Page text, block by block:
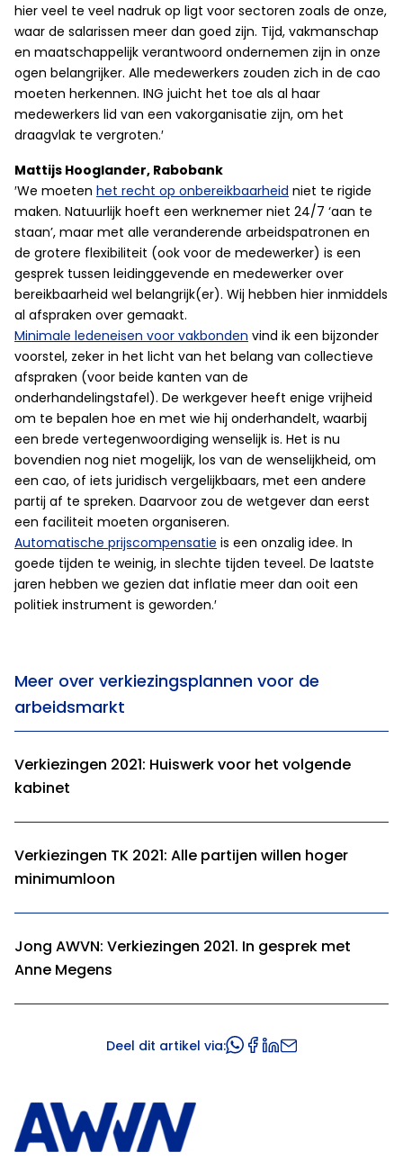
hier veel te veel nadruk op ligt voor sectoren zoals de onze,
waar de salarissen meer dan goed zijn. Tijd, vakmanschap
en maatschappelijk verantwoord ondernemen zijn in onze
ogen belangrijker. Alle medewerkers zouden zich in de cao
moeten herkennen. ING juicht het toe als al haar
medewerkers lid van een vakorganisatie zijn, om het
draagvlak te vergroten.′
Mattijs Hooglander, Rabobank
′We moeten het recht op onbereikbaarheid niet te rigide
maken. Natuurlijk hoeft een werknemer niet 24/7 ‘aan te
staan’, maar met alle veranderende arbeidspatronen en
de grotere flexibiliteit (ook voor de medewerker) is een
gesprek tussen leidinggevende en medewerker over
bereikbaarheid wel belangrijk(er). Wij hebben hier inmiddels
al afspraken over gemaakt.
Minimale ledeneisen voor vakbonden vind ik een bijzonder
voorstel, zeker in het licht van het belang van collectieve
afspraken (voor beide kanten van de
onderhandelingstafel). De werkgever heeft enige vrijheid
om te bepalen hoe en met wie hij onderhandelt, waarbij
een brede vertegenwoordiging wenselijk is. Het is nu
bovendien nog niet mogelijk, los van de wenselijkheid, om
een cao, of iets juridisch vergelijkbaars, met een andere
partij af te spreken. Daarvoor zou de wetgever dan eerst
een faciliteit moeten organiseren.
Automatische prijscompensatie is een onzalig idee. In
goede tijden te weinig, in slechte tijden teveel. De laatste
jaren hebben we gezien dat inflatie meer dan ooit een
politiek instrument is geworden.′
Meer over verkiezingsplannen voor de
arbeidsmarkt
Verkiezingen 2021: Huiswerk voor het volgende
kabinet
Verkiezingen TK 2021: Alle partijen willen hoger
minimumloon
Jong AWVN: Verkiezingen 2021. In gesprek met
Anne Megens
Deel dit artikel via: